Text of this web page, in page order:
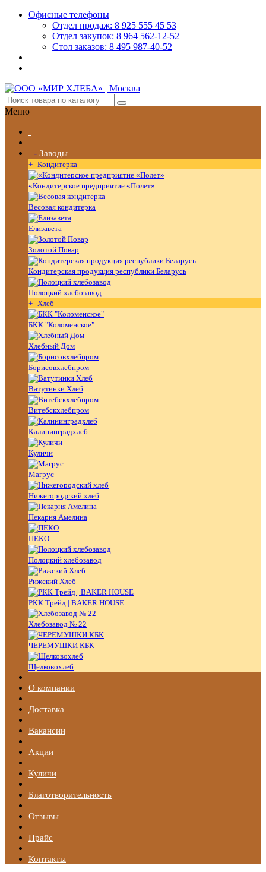
Офисные телефоны
Отдел продаж: 8 925 555 45 53
Отдел закупок: 8 964 562-12-52
Стол заказов: 8 495 987-40-52
Меню
+- Заводы
+- Кондитерка
«Кондитерское предприятие «Полет»
Весовая кондитерка
Елизавета
Золотой Повар
Кондитерская продукция республики Беларусь
Полоцкий хлебозавод
+- Хлеб
БКК "Коломенское"
Хлебный Дом
Борисовхлебпром
Ватутинки Хлеб
Витебскхлебпром
Калининградхлеб
Куличи
Магрус
Нижегородский хлеб
Пекарня Амелина
ПЕКО
Полоцкий хлебозавод
Рижский Хлеб
РКК Трейд | BAKER HOUSE
Хлебозавод № 22
ЧЕРЕМУШКИ КБК
Щелковохлеб
О компании
Доставка
Вакансии
Акции
Куличи
Благотворительность
Отзывы
Прайс
Контакты